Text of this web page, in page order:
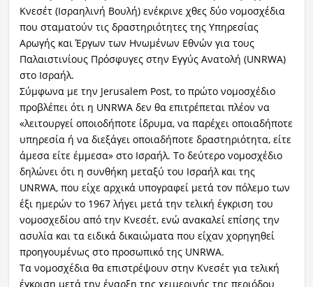
Κνεσέτ (Ισραηλινή Βουλή) ενέκρινε χθες δύο νομοσχέδια
που σταματούν τις δραστηριότητες της Υπηρεσίας
Αρωγής και Έργων των Ηνωμένων Εθνών για τους
Παλαιστινίους Πρόσφυγες στην Εγγύς Ανατολή (UNRWA)
στο Ισραήλ.
Σύμφωνα με την Jerusalem Post, το πρώτο νομοσχέδιο
προβλέπει ότι η UNRWA δεν θα επιτρέπεται πλέον να
«λειτουργεί οποιοδήποτε ίδρυμα, να παρέχει οποιαδήποτε
υπηρεσία ή να διεξάγει οποιαδήποτε δραστηριότητα, είτε
άμεσα είτε έμμεσα» στο Ισραήλ. Το δεύτερο νομοσχέδιο
δηλώνει ότι η συνθήκη μεταξύ του Ισραήλ και της
UNRWA, που είχε αρχικά υπογραφεί μετά τον πόλεμο των
έξι ημερών το 1967 λήγει μετά την τελική έγκριση του
νομοσχεδίου από την Κνεσέτ, ενώ ανακαλεί επίσης την
ασυλία και τα ειδικά δικαιώματα που είχαν χορηγηθεί
προηγουμένως στο προσωπικό της UNRWA.
Τα νομοσχέδια θα επιστρέψουν στην Κνεσέτ για τελική
έγκριση μετά την έναρξη της χειμερινής της περιόδου